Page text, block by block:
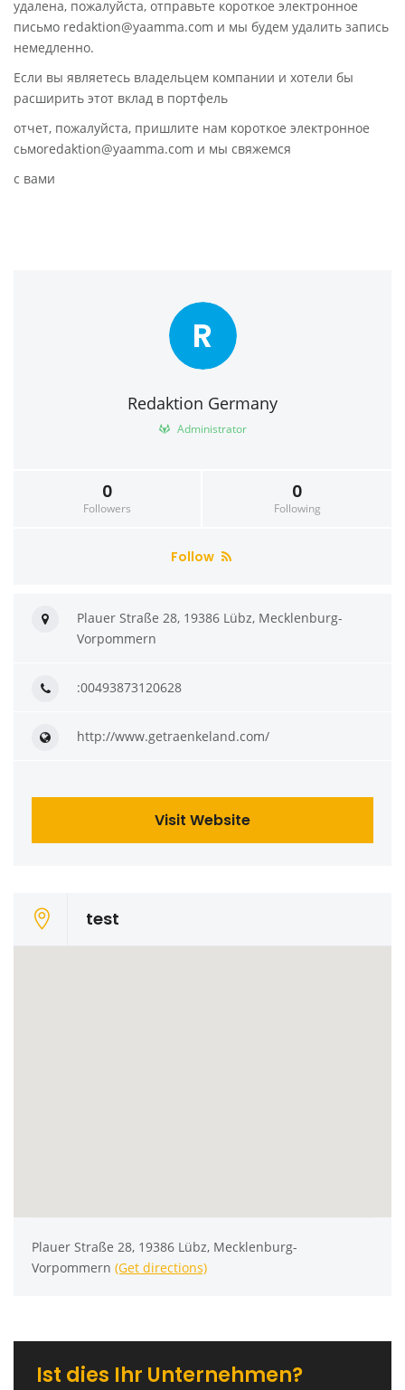
удалена, пожалуйста, отправьте короткое электронное
письмо redaktion@yaamma.com и мы будем удалить запись
немедленно.
Если вы являетесь владельцем компании и хотели бы
расширить этот вклад в портфель
отчет, пожалуйста, пришлите нам короткое электронное
сьмоredaktion@yaamma.com и мы свяжемся
с вами
R
Redaktion Germany
Administrator
0
Followers
0
Following
Follow
Plauer Straße 28, 19386 Lübz, Mecklenburg-
Vorpommern
:00493873120628
http://www.getraenkeland.com/
Visit Website
test
Plauer Straße 28, 19386 Lübz, Mecklenburg-
Vorpommern (Get directions)
Ist dies Ihr Unternehmen?